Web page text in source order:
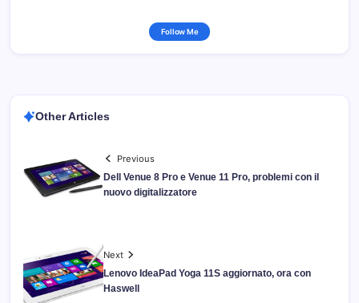
Follow Me
Other Articles
Previous
Dell Venue 8 Pro e Venue 11 Pro, problemi con il
nuovo digitalizzatore
Next
Lenovo IdeaPad Yoga 11S aggiornato, ora con
Haswell